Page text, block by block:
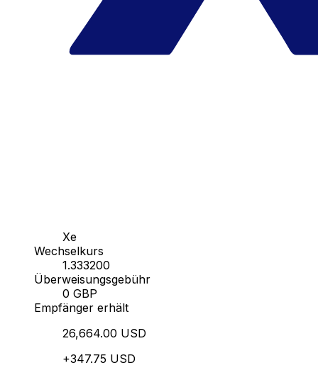
Xe
Wechselkurs
1.333200
Überweisungsgebühr
0 GBP
Empfänger erhält
26,664.00 USD
+347.75 USD